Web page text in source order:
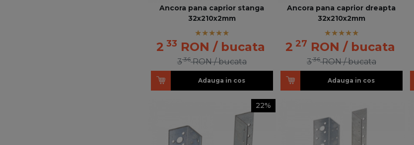
Ancora pana caprior stanga
32x210x2mm
2 33 RON / bucata
336 RON / bucata
Adauga in cos
Ancora pana caprior dreapta
32x210x2mm
2 27 RON / bucata
336 RON / bucata
Adauga in cos
22%